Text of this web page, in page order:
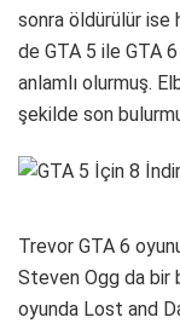
sonra öldürülür ise
de GTA 5 ile GTA
anlamlı olurmuş.
şekilde son
Trevor GTA 6
Steven Ogg da bir
oyunda Lost and